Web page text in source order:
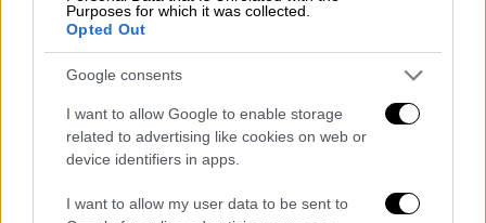
Purposes for which it was collected.
Opted Out
Google consents
I want to allow Google to enable storage
related to advertising like cookies on web or
device identifiers in apps.
I want to allow my user data to be sent to
Γκερίνι: Πρέπει να κοπιάσουμε όλοι
για τη σταθερότητα της Μεσογείου
Παίρνοντας τη σκυτάλη ο Ιταλός υπουργός
Άμυνας, Λορένζο Γκερίνι, ανέφερε ότι με τον
«αγαπητό του φίλο Χουλουσί»
Λιβύη
ενώ για την ανατ. Μεσόγειο έκανε λόγο για